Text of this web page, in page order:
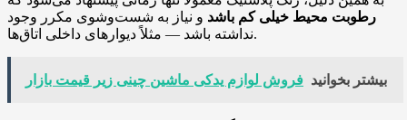
رطوبت محیط خیلی کم باشد و نیاز به شست‌وشوی مکرر وجود
نداشته باشد — مثلاً دیوارهای داخلی اتاق‌ها.
بیشتر بخوانید فروش لوازم یدکی ماشین چینی زیر قیمت بازار